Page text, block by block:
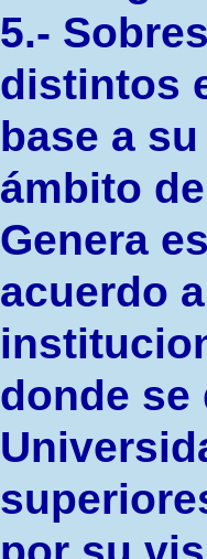
5.-
distintos
base a
ámbito
Genera
acuerdo
donde se